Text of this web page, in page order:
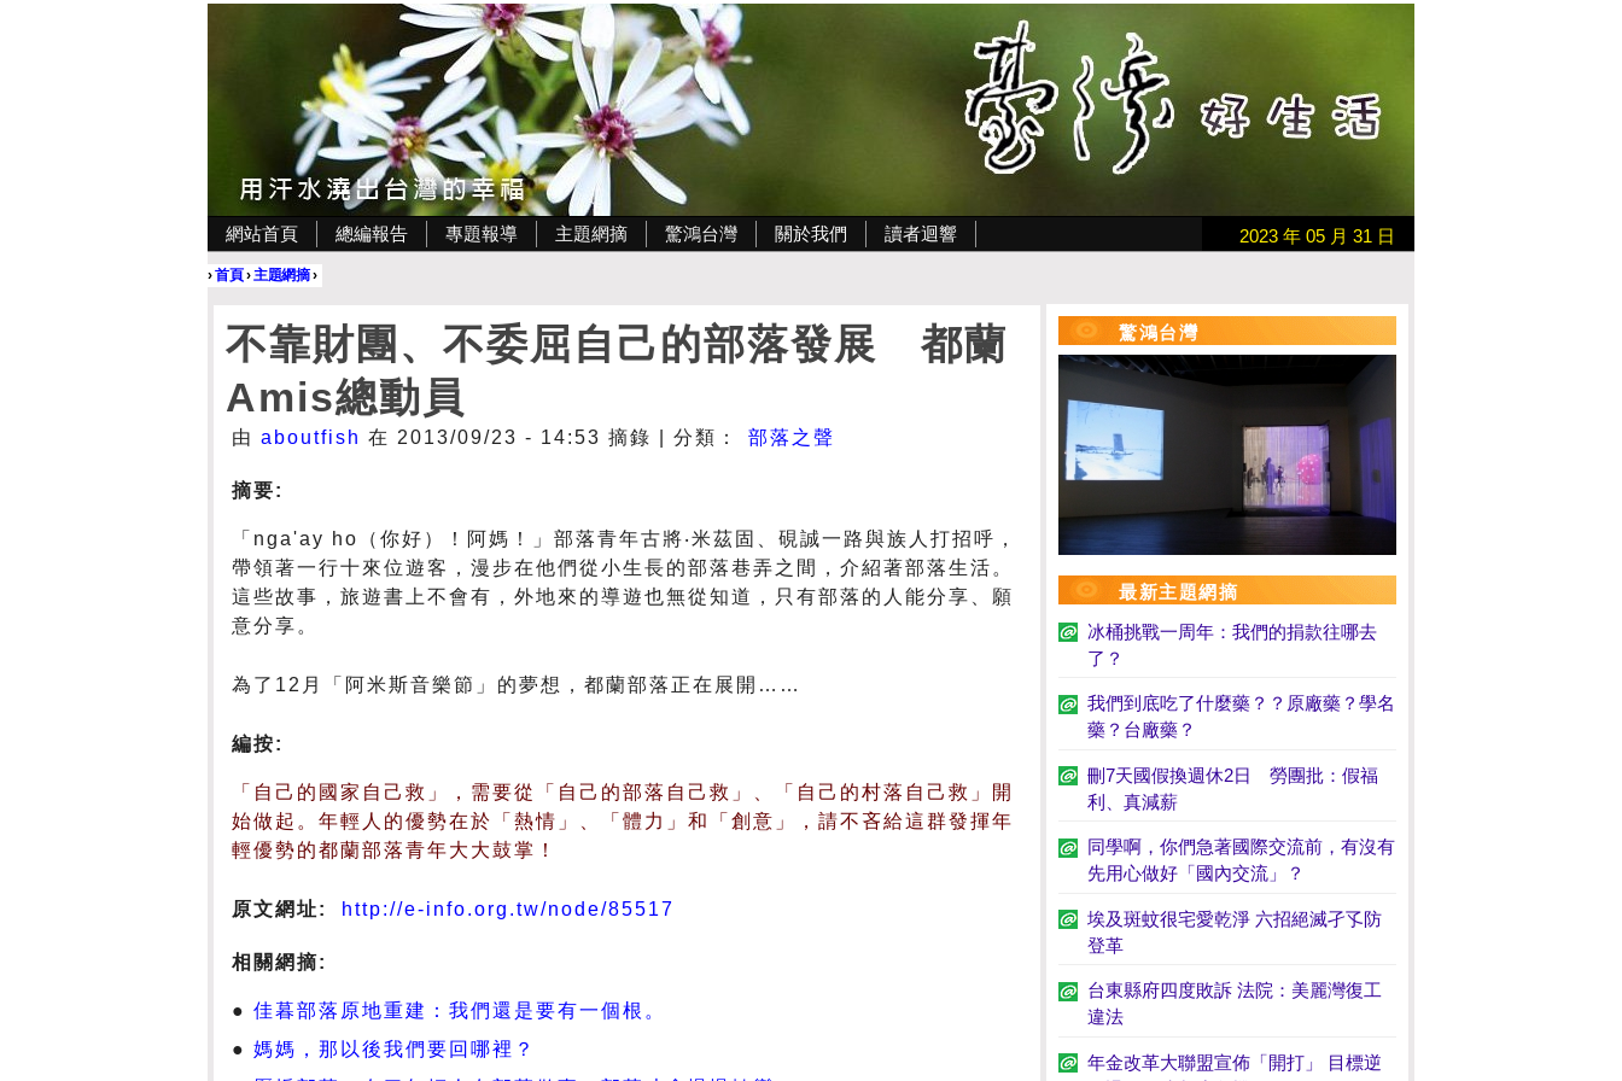
網站首頁 總編報告 專題報導 主題網摘 驚鴻台灣 關於我們 讀者迴響 2023 年 05 月 31 日
›首頁›主題網摘›
不靠財團、不委屈自己的部落發展 都蘭
Amis總動員
由 aboutfish 在 2013/09/23 - 14:53 摘錄 | 分類： 部落之聲
摘要:
「nga'ay ho（你好）！阿媽！」部落青年古將‧米茲固、硯誠一路與族人打招呼，
帶領著一行十來位遊客，漫步在他們從小生長的部落巷弄之間，介紹著部落生活。
這些故事，旅遊書上不會有，外地來的導遊也無從知道，只有部落的人能分享、願
意分享。
為了12月「阿米斯音樂節」的夢想，都蘭部落正在展開……
編按:
「自己的國家自己救」，需要從「自己的部落自己救」、「自己的村落自己救」開
始做起。年輕人的優勢在於「熱情」、「體力」和「創意」，請不吝給這群發揮年
輕優勢的都蘭部落青年大大鼓掌！
原文網址: http://e-info.org.tw/node/85517
相關網摘:
佳暮部落原地重建：我們還是要有一個根。
媽媽，那以後我們要回哪裡？
驚鴻台灣
最新主題網摘
冰桶挑戰一周年：我們的捐款往哪去
了？
我們到底吃了什麼藥？？原廠藥？學名
藥？台廠藥？
刪7天國假換週休2日 勞團批：假福
利、真減薪
同學啊，你們急著國際交流前，有沒有
先用心做好「國內交流」？
埃及斑蚊很宅愛乾淨 六招絕滅孑孓防
登革
台東縣府四度敗訴 法院：美麗灣復工
違法
年金改革大聯盟宣佈「開打」 目標逆